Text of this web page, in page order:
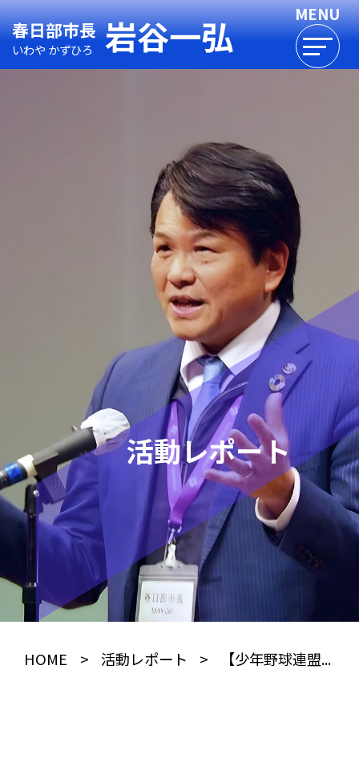
春日部市長
いわや かずひろ 岩谷一弘
活動レポート
HOME > 活動レポート > 【少年野球連盟...